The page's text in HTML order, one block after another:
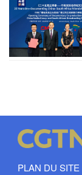
PLAN DU SITE